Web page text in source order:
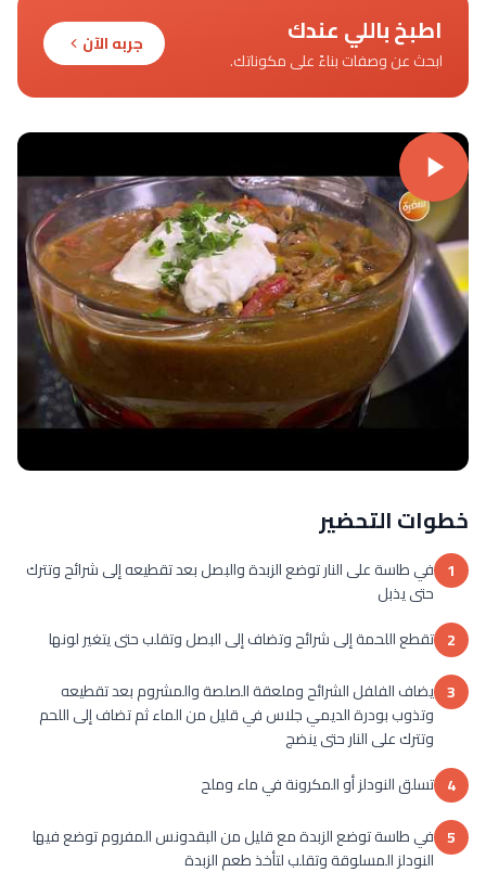
اطبخ باللي عندك
ابحث عن وصفات بناءً على مكوناتك.
جربه الآن
خطوات التحضير
1 في طاسة على النار توضع الزبدة والبصل بعد تقطيعه إلى شرائح وتترك
حتى يذبل
2 تقطع اللحمة إلى شرائح وتضاف إلى البصل وتقلب حتى يتغير لونها
3 يضاف الفلفل الشرائح وملعقة الصلصة والمشروم بعد تقطيعه
وتذوب بودرة الديمي جلاس في قليل من الماء ثم تضاف إلى اللحم
وتترك على النار حتى ينضج
4 تسلق النودلز أو المكرونة في ماء وملح
5 في طاسة توضع الزبدة مع قليل من البقدونس المفروم توضع فيها
النودلز المسلوقة وتقلب لتأخذ طعم الزبدة